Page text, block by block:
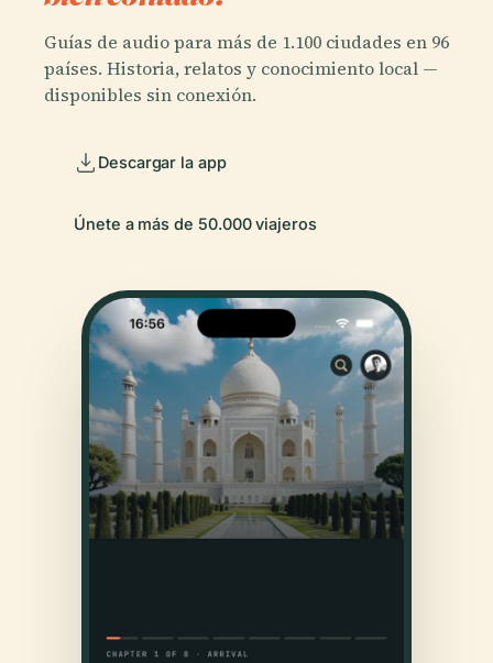
Guías de audio para más de 1.100 ciudades en 96
países. Historia, relatos y conocimiento local —
disponibles sin conexión.
Descargar la app
Únete a más de 50.000 viajeros